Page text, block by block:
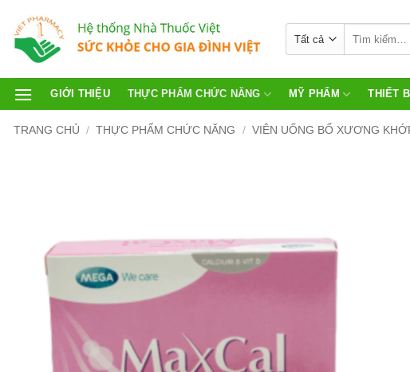
GIỚI THIỆU THỰC PHẨM CHỨC NĂNG MỸ PHẨM THIẾT
TRANG CHỦ / THỰC PHẨM CHỨC NĂNG / VIÊN UỐNG BỔ XƯƠNG